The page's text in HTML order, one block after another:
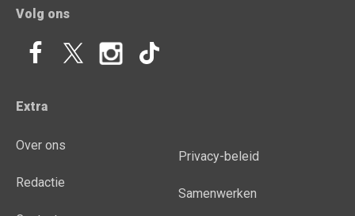
Volg ons
Extra
Over ons
Redactie
Privacy-beleid
Samenwerken